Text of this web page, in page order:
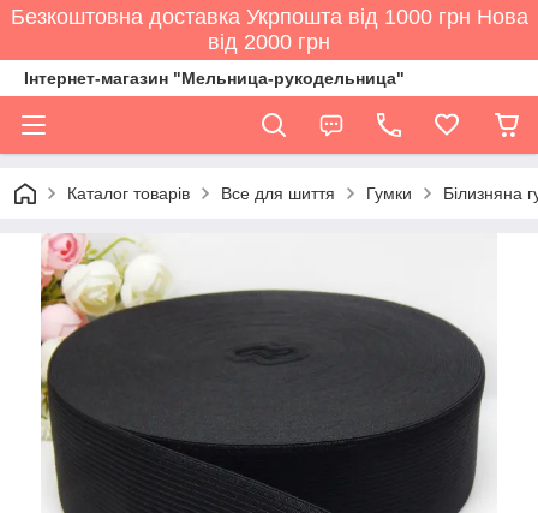
Безкоштовна доставка Укрпошта від 1000 грн Нова
від 2000 грн
Інтернет-магазин "Мельница-рукодельница"
Каталог товарів Все для шиття Гумки Білизняна